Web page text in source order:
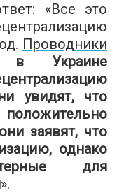
«Все это
Проводники
Украине
увидят, что
заявят, что
однако
для
».